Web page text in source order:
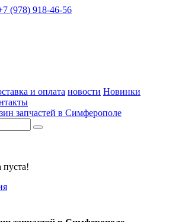
(978) 918-46-56
и оплата новости Новинки
пуста!